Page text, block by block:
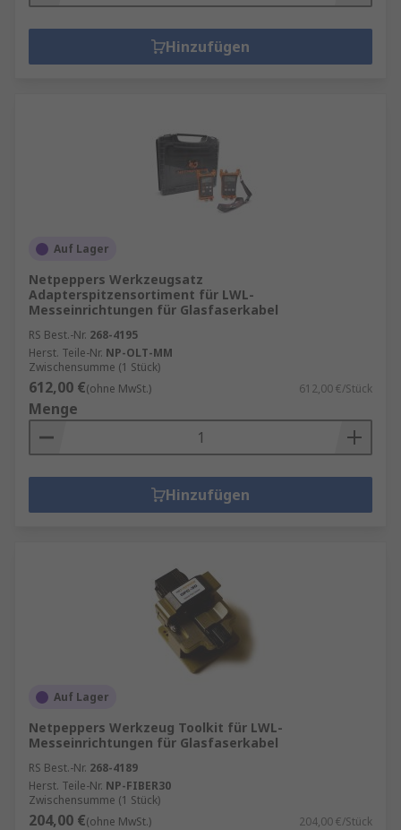
Hinzufügen
Auf Lager
Netpeppers Werkzeugsatz
Adapterspitzensortiment für LWL-
Messeinrichtungen für Glasfaserkabel
RS Best.-Nr. 268-4195
Herst. Teile-Nr. NP-OLT-MM
Zwischensumme (1 Stück)
612,00 €(ohne MwSt.) 612,00 €/Stück
Menge
Hinzufügen
Auf Lager
Netpeppers Werkzeug Toolkit für LWL-
Messeinrichtungen für Glasfaserkabel
RS Best.-Nr. 268-4189
Herst. Teile-Nr. NP-FIBER30
Zwischensumme (1 Stück)
204,00 €(ohne MwSt.) 204,00 €/Stück